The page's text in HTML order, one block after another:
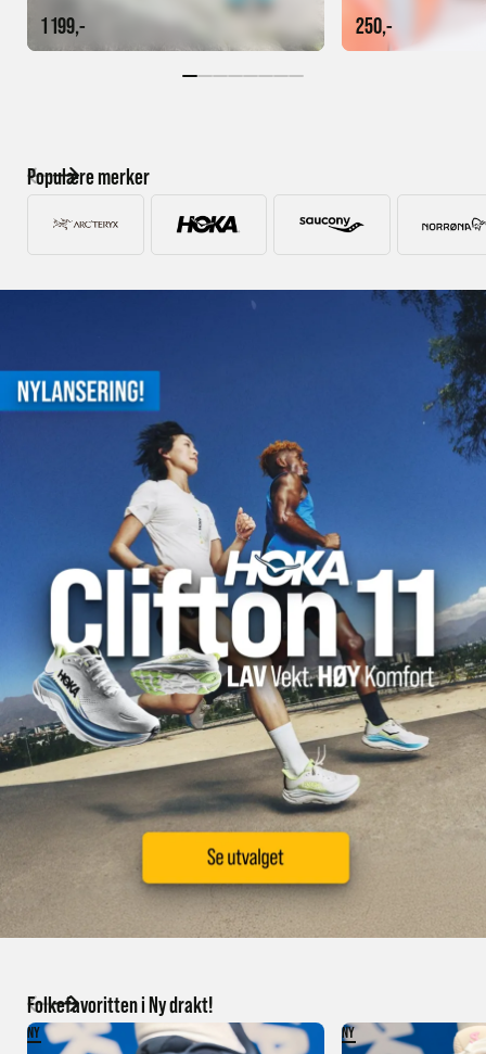
1 199,- 250,-
Populære merker
Folkefavoritten i Ny drakt!
NY NY